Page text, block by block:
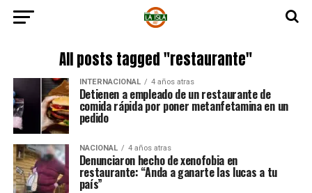
All posts tagged "restaurante"
INTERNACIONAL 4 años atras
Detienen a empleado de un restaurante de
comida rápida por poner metanfetamina en un
pedido
NACIONAL 4 años atras
Denunciaron hecho de xenofobia en
restaurante: “Anda a ganarte las lucas a tu
país”